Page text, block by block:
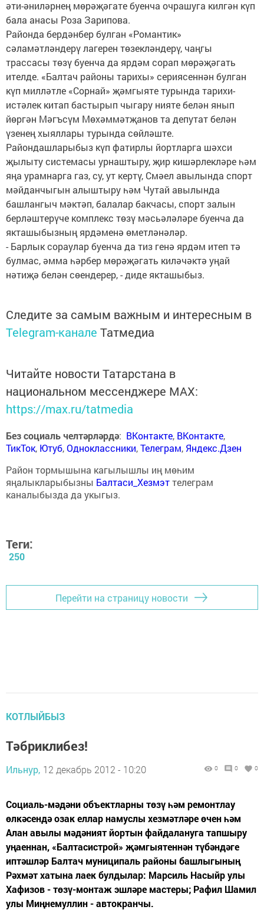
әти-әниләрнең мөрәҗәгате буенча очрашуга килгән күп
бала анасы Роза Зарипова.
Районда бердәнбер булган «Романтик»
сәламәтләндерү лагерен төзекләндерү, чаңгы
трассасы төзү буенча да ярдәм сорап мөрәҗәгать
ителде. «Балтач районы тарихы» сериясеннән булган
күп милләтле «Сорнай» җәмгыяте турында тарихи-
истәлек китап бастырып чыгару нияте белән янып
йөргән Мәгъсүм Мөхәммәтҗанов та депутат белән
үзенең хыяллары турында сөйләште.
Райондашларыбыз күп фатирлы йортларга шәхси
җылыту системасы урнаштыру, җир кишәрлекләре һәм
яңа урамнарга газ, су, ут кертү, Смәел авылында спорт
мәйданчыгын алыштыру һәм Чутай авылында
башлангыч мәктәп, балалар бакчасы, спорт залын
берләштерүче комплекс төзү мәсьәләләре буенча да
якташыбызның ярдәменә өметләнәләр.
- Барлык сораулар буенча да тиз генә ярдәм итеп тә
булмас, әмма һәрбер мөрәҗәгать киләчәктә уңай
нәтиҗә белән сөендерер, - диде якташыбыз.
Следите за самым важным и интересным в
Telegram-канале Татмедиа
Читайте новости Татарстана в
национальном мессенджере MАХ:
https://max.ru/tatmedia
Без социаль челтәрләрдә: ВКонтакте, ВКонтакте,
ТикТок, Ютуб,Одноклассники,Телеграм, Яндекс.Дзен
Район тормышына кагылышлы иң мөһим
яңалыкларыбызны Балтаси_Хезмэттелеграм
каналыбызда да укыгыз.
Теги:
250
Перейти на страницу новости
КОТЛЫЙБЫЗ
Тәбриклибез!
Ильнур, 12 декабрь 2012 - 10:20 0 0 0
Социаль-мәдәни объектларны төзү һәм ремонтлау
өлкәсендә озак еллар намуслы хезмәтләре өчен һәм
Алан авылы мәдәният йортын файдалануга тапшыру
уңаеннан, «Балтасистрой» җәмгыятеннән түбәндәге
иптәшләр Балтач муниципаль районы башлыгының
Рәхмәт хатына лаек булдылар: Марсиль Насыйр улы
Хафизов - төзү-монтаж эшләре мастеры; Рафил Шамил
улы Миңнемуллин - автокранчы.